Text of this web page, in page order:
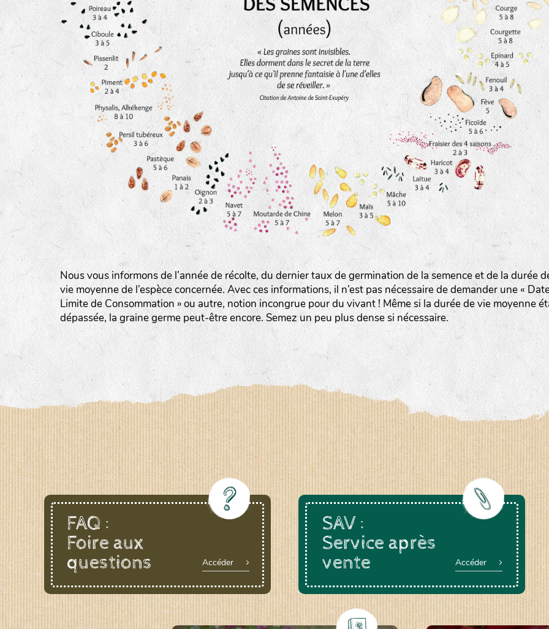
BINGENHEIMER SAATGUT (BGH)
www.bingenheimersaatgut.de
DE BOLSTER (DBO)
www.bolster.nl
GRAINE DEL PAÏS (GDP)
www.grainesdelpais.com
JARDIN EN’VIE (JEV)
LA BOITE A GRAINES (LBAG)
www.laboiteagraines.com
L’AUBEPIN (PDO)
www.aubepin.fr
LE BIAU GERME (LBG)
www.biaugerme.com
SATIVA RHEINAU (SAD)
www.sativa-rheinau.ch
SEMAILLES (SEM)
www.semaille.com
Nous vous informons de l’année de récolte, du dernier taux de germination de la semence et de la durée
vie moyenne de l’espèce concernée. Avec ces informations, il n’est pas nécessaire de demander une «
Limite de Consommation » ou autre, notion incongrue pour du vivant ! Même si la durée de vie moyenne
dépassée, la graine germe peut-être encore. Semez un peu plus dense si nécessaire.
G: Gros
: Moyen calibre
P : Petit calibre
Légumes feuilles
Légumes racines
Plantes aromatiques
FAQ :
Foire aux
questions
Accéder
SAV :
Service après
vente
Accéder